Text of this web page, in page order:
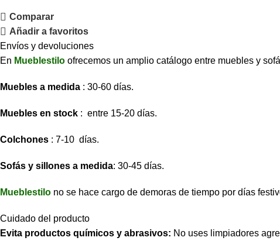
Comparar
Añadir a favoritos
Envíos y devoluciones
En Mueblestilo ofrecemos un amplio catálogo entre muebles y
Muebles a medida : 30-60 días.
Muebles en stock : entre 15-20 días.
Colchones : 7-10 días.
Sofás y sillones a medida: 30-45 días.
Mueblestilo no se hace cargo de demoras de tiempo por días
Cuidado del producto
Evita productos químicos y abrasivos: No uses limpiadores